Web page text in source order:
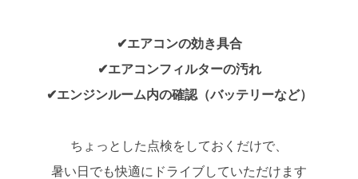
✔エアコンの効き具合
✔エアコンフィルターの汚れ
✔エンジンルーム内の確認（バッテリーなど）
ちょっとした点検をしておくだけで、
暑い日でも快適にドライブしていただけます